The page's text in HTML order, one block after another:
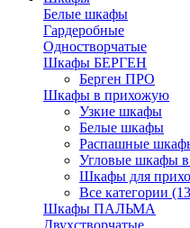
Белые шкафы
Гардеробные
Одностворчатые
Шкафы БЕРГЕН
Берген ПРО
Шкафы в прихожую
Узкие шкафы
Белые шкафы
Распашные
Угловые шкафы
Шкафы для
Все категории
Шкафы ПАЛЬМА
Двухстворчатые